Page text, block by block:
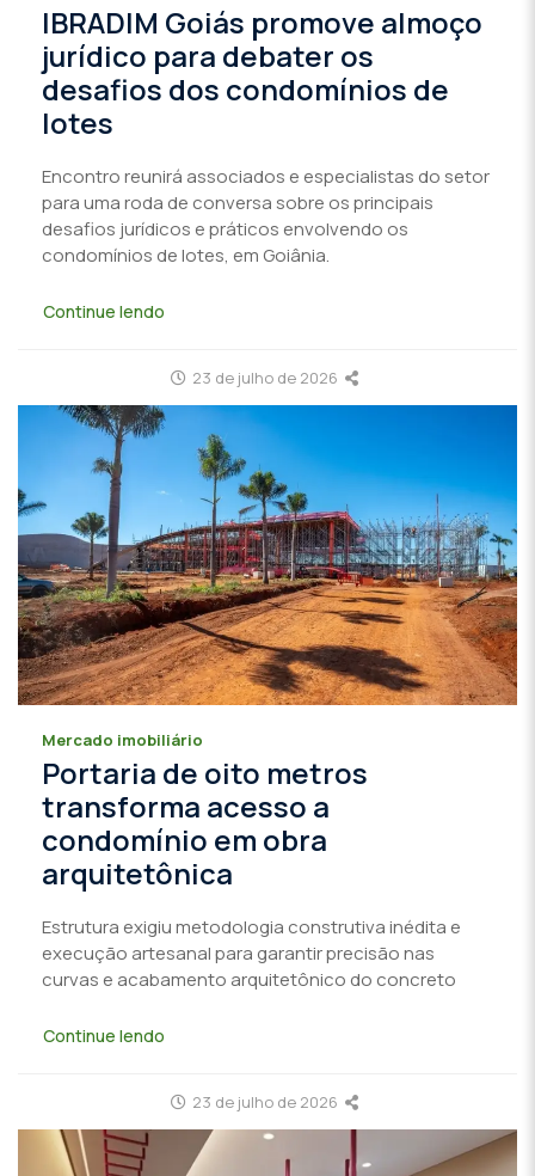
IBRADIM Goiás promove almoço
jurídico para debater os
desafios dos condomínios de
lotes
Encontro reunirá associados e especialistas do setor
para uma roda de conversa sobre os principais
desafios jurídicos e práticos envolvendo os
condomínios de lotes, em Goiânia.
Continue lendo
23 de julho de 2026
Mercado imobiliário
Portaria de oito metros
transforma acesso a
condomínio em obra
arquitetônica
Estrutura exigiu metodologia construtiva inédita e
execução artesanal para garantir precisão nas
curvas e acabamento arquitetônico do concreto
Continue lendo
23 de julho de 2026